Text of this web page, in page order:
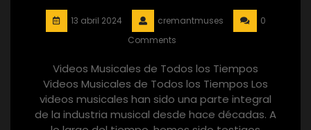
13 abril 2024 cremantmuses
0
Comments
Videos Musicales de Todos los Tiempos
Videos Musicales de Todos los Tiempos Los
videos musicales han sido una parte integral
de la industria musical desde hace décadas. A